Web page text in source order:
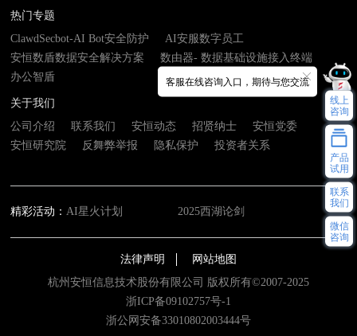
热门专题
ClawdSecbot-AI Bot安全防护
AI安服数字员工
安恒数盾数据安全解决方案
数由器- 数据基础设施接入终端
办公智盾
关于我们
公司介绍
联系我们 安恒动态 招贤纳士
安恒党委
安恒研究院
反舞弊举报 隐私保护 投资者关系
精彩活动：AI星火计划 2025西湖论剑
法律声明
网站地图
杭州安恒信息技术股份有限公司 版权所有©2007-2025
浙ICP备09102757号-1
浙公网安备33010802003444号
客服在线咨询入口，期待与您交流
线上
咨询
产品
试用
联系
我们
微信
咨询